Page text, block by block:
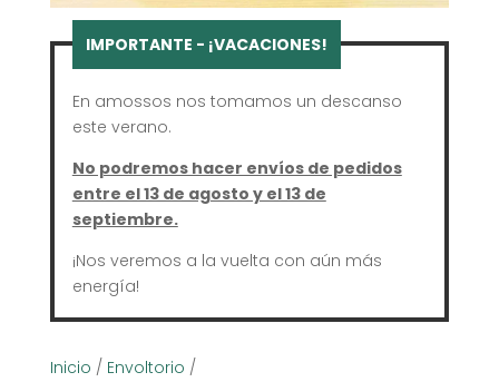
En amossos nos tomamos un descanso
este verano.
No podremos hacer envíos de pedidos
entre el 13 de agosto y el 13 de
septiembre.
¡Nos veremos a la vuelta con aún más
energía!
Inicio / Envoltorio /